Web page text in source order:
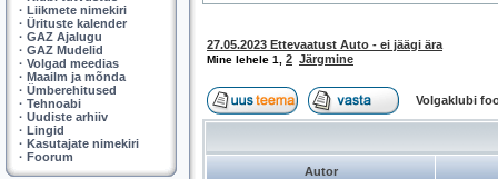
· Liikmete nimekiri
· Ürituste kalender
· GAZ Ajalugu
· GAZ Mudelid
· Volgad meedias
· Maailm ja mõnda
· Ümberehitused
· Tehnoabi
· Uudiste arhiiv
· Lingid
· Kasutajate nimekiri
· Foorum
27.05.2023 Ettevaatust Auto - ei jäägi ära
Mine lehele 1 2 Järgmine
Volgaklubi
Autor